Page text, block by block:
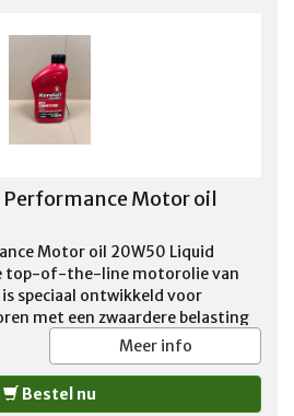
Performance Motor oil
Motor oil 20W50 Liquid
top-of-the-line motorolie van
is speciaal ontwikkeld voor
met een zwaardere belasting
speciale toevoegingen, zoals
zink gehalte, garandeert
bedrijfsomstandigheden.
deze motorolie ook voor de
Meer info
Bestel nu